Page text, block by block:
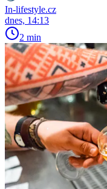
In-lifestyle.cz
dnes, 14:13
2 min